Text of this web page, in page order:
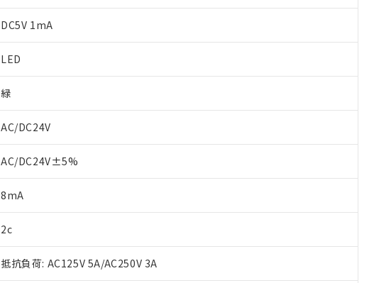
DC5V 1mA
LED
緑
AC/DC24V
AC/DC24V±5%
8mA
2c
抵抗負荷: AC125V 5A/AC250V 3A
対応済み：EU RoHS指令（10物質）の非含有に対応した製品が提供可能